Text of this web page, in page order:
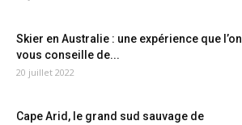
Skier en Australie : une expérience que l’on
vous conseille de...
20 juillet 2022
Cape Arid, le grand sud sauvage de